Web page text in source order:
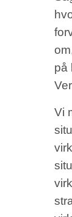
på
Vi